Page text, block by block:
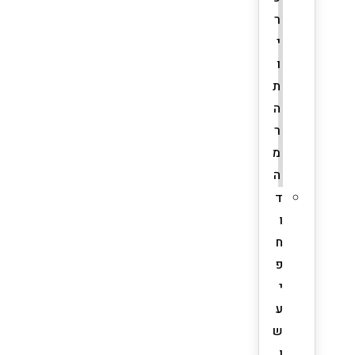
ר
י
ו
ת
ה
ר
מ
ה
ד
ו
ח
פ
י
ע
ש